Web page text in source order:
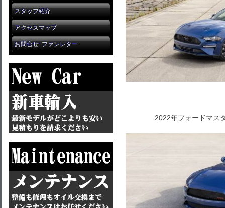
スタッフ紹介
アクセスマップ
お問合せ･ファンレター
2022年フォードマス